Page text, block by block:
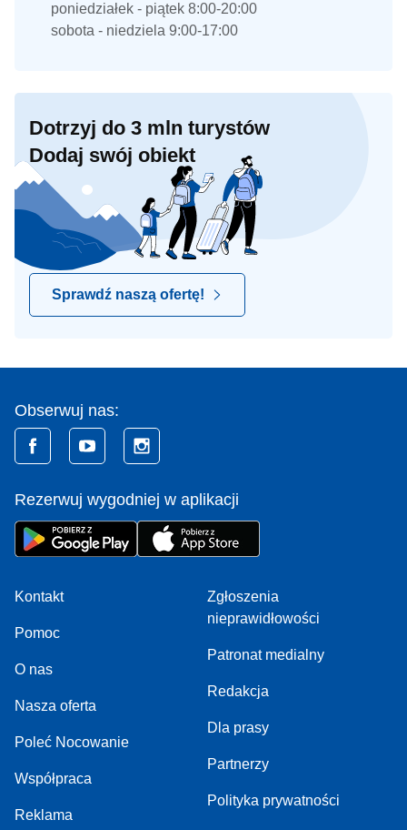
poniedziałek - piątek 8:00-20:00
sobota - niedziela 9:00-17:00
Dotrzyj do 3 mln turystów
Dodaj swój obiekt
Sprawdź naszą ofertę!
Obserwuj nas:
Rezerwuj wygodniej w aplikacji
Kontakt
Pomoc
O nas
Nasza oferta
Poleć Nocowanie
Współpraca
Reklama
Zgłoszenia
nieprawidłowości
Patronat medialny
Redakcja
Dla prasy
Partnerzy
Polityka prywatności